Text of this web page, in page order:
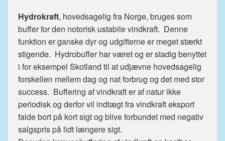
Hydrokraft, hovedsagelig fra Norge, bruges som
buffer for den notorisk ustabile vindkraft. Denne
funktion er ganske dyr og udgifterne er meget stærkt
stigende. Hydrobuffer har været og er stadig benyttet
i for eksempel Skotland til at udjævne hovedsagelig
forskellen mellem dag og nat forbrug og det med stor
success. Buffering af vindkraft er af natur ikke
periodisk og derfor vil indtægt fra vindkraft eksport
falde bort på kort sigt og blive forbundet med negativ
salgspris på lidt længere sigt.